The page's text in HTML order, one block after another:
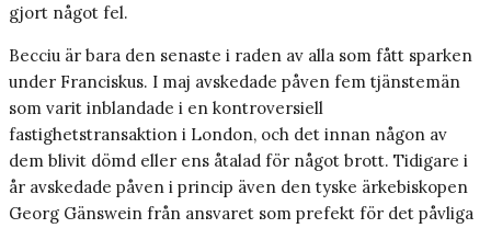
gjort något fel.
Becciu är bara den senaste i raden av alla som fått sparken
under Franciskus. I maj avskedade påven fem tjänstemän
som varit inblandade i en kontroversiell
fastighetstransaktion i London, och det innan någon av
dem blivit dömd eller ens åtalad för något brott. Tidigare i
år avskedade påven i princip även den tyske ärkebiskopen
Georg Gänswein från ansvaret som prefekt för det påvliga